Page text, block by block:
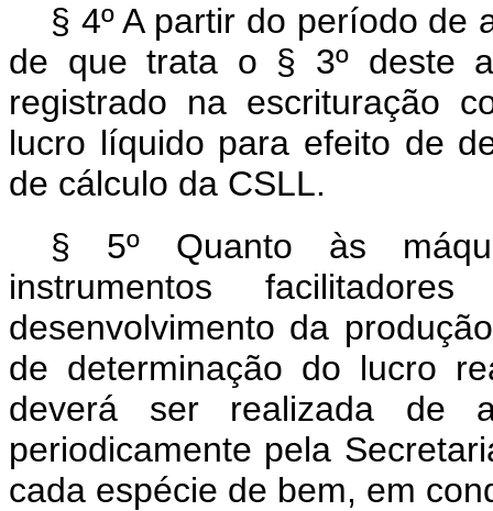
§ 4º A partir do período de
de que trata o § 3º deste
registrado na escrituração
lucro líquido para efeito de
de cálculo da CSLL.
§ 5º Quanto às
instrumentos
desenvolvimento da
de determinação do lucro
deverá ser realizada de
periodicamente pela
cada espécie de bem, em